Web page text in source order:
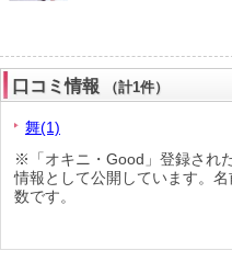
口コミ情報 （計1件）
舞(1)
※「オキニ・Good」登録され
情報として公開しています。
数です。